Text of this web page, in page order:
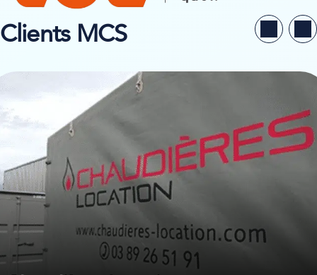
Clients MCS
l’étude de cas sur Chaudières Location